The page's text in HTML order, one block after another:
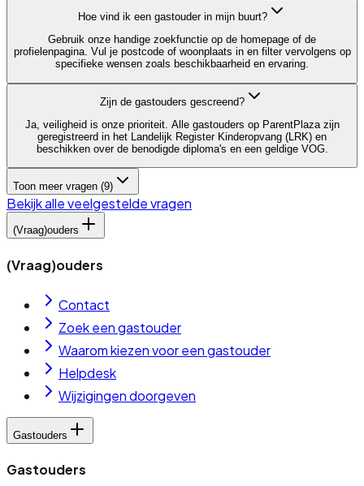
Hoe vind ik een gastouder in mijn buurt?
Gebruik onze handige zoekfunctie op de homepage of de
profielenpagina. Vul je postcode of woonplaats in en filter vervolgens op
specifieke wensen zoals beschikbaarheid en ervaring.
Zijn de gastouders gescreend?
Ja, veiligheid is onze prioriteit. Alle gastouders op ParentPlaza zijn
geregistreerd in het Landelijk Register Kinderopvang (LRK) en
beschikken over de benodigde diploma's en een geldige VOG.
Toon meer vragen (9)
Bekijk alle veelgestelde vragen
(Vraag)ouders
(Vraag)ouders
Contact
Zoek een gastouder
Waarom kiezen voor een gastouder
Helpdesk
Wijzigingen doorgeven
Gastouders
Gastouders